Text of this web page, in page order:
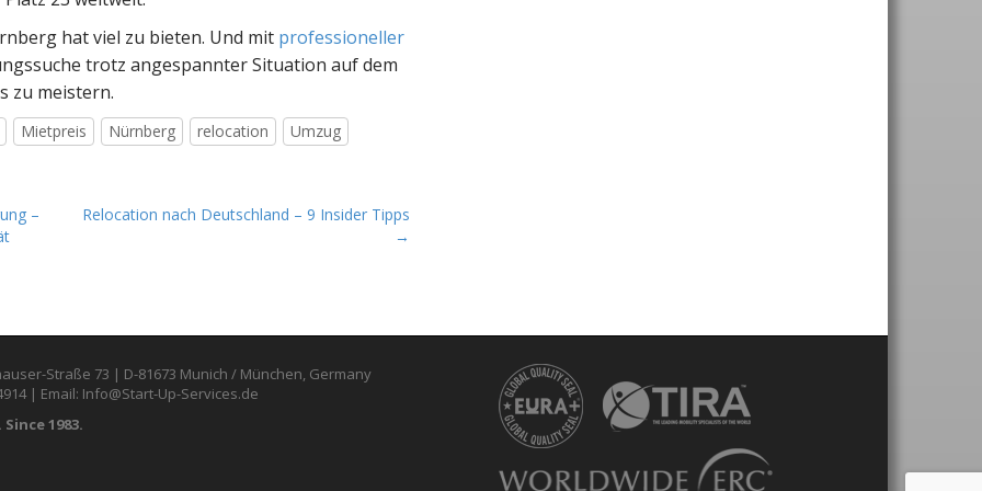
hat viel zu bieten. Und mit professioneller
trotz angespannter Situation auf dem
zu meistern.
Mietpreis Nürnberg relocation
Umzug
–
Relocation nach Deutschland – 9 Insider Tipps
→
Straße 73 | D-81673 Munich / München, Germany
| Email: Info@Start-Up-Services.de
1983.